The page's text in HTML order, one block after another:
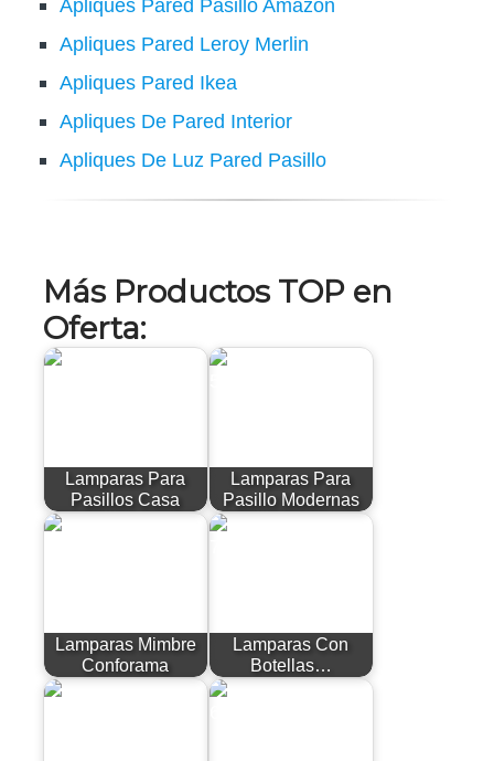
Apliques Pared Pasillo Amazon
Apliques Pared Leroy Merlin
Apliques Pared Ikea
Apliques De Pared Interior
Apliques De Luz Pared Pasillo
Más Productos TOP en
Oferta:
Lamparas Para
Pasillos Casa
Lamparas Para
Pasillo Modernas
Lamparas Mimbre
Conforama
Lamparas Con
Botellas…